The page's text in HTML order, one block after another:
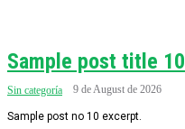
Sample post title 10
Sin categoría 9 de August de 2026
Sample post no 10 excerpt.